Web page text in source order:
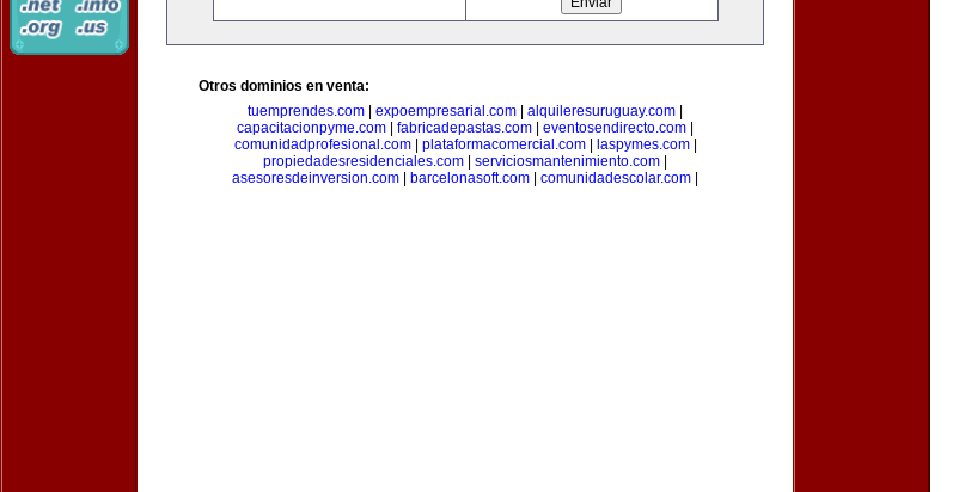
Otros dominios en venta:
tuemprendes.com
expoempresarial.com alquileresuruguay.com
capacitacionpyme.com
fabricadepastas.com eventosendirecto.com
comunidadprofesional.com| plataformacomercial.com| laspymes.com|
propiedadesresidenciales.com
serviciosmantenimiento.com
asesoresdeinversion.com
barcelonasoft.com comunidadescolar.com